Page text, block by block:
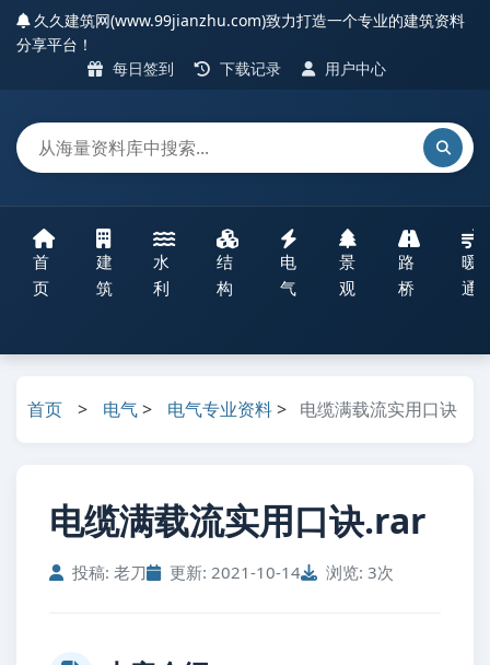
久久建筑网(www.99jianzhu.com)致力打造一个专业的建筑资料
分享平台！
每日签到
下载记录 用户中心
首
页
建
筑
水
利
结
构
电
气
景
观
路
桥
暖
通
首页 > 电气> 电气专业资料> 电缆满载流实用口诀
电缆满载流实用口诀.rar
投稿: 老刀 更新: 2021-10-14 浏览: 3次